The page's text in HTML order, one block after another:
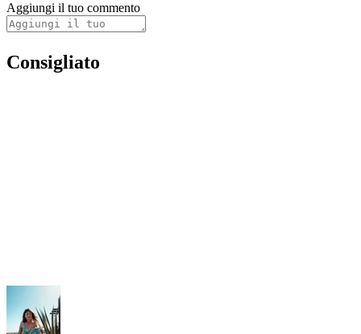
Aggiungi il tuo commento
Consigliato